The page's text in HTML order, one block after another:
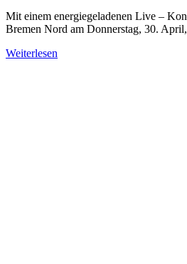
Mit einem energiegeladenen Live –
Bremen Nord am Donnerstag, 30.
Weiterlesen